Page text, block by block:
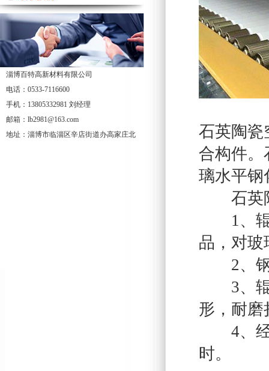
石英陶瓷
合构件。
璃水平钢
石英陶
1、辊
品，对
2、钢
3、辊
形，耐
4、经
时。
淄博百特高新材料有限公司
电话：0533-7116600
手机：13805332981 刘经理
邮箱：lb2981@163.com
地址：淄博市临淄区辛店街道办高家庄北